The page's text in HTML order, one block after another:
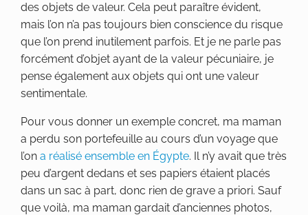
des objets de valeur. Cela peut paraître évident,
mais l’on n’a pas toujours bien conscience du risque
que l’on prend inutilement parfois. Et je ne parle pas
forcément d’objet ayant de la valeur pécuniaire, je
pense également aux objets qui ont une valeur
sentimentale.
Pour vous donner un exemple concret, ma maman
a perdu son portefeuille au cours d’un voyage que
l’on a réalisé ensemble en Égypte. Il n’y avait que très
peu d’argent dedans et ses papiers étaient placés
dans un sac à part, donc rien de grave a priori. Sauf
que voilà, ma maman gardait d’anciennes photos,